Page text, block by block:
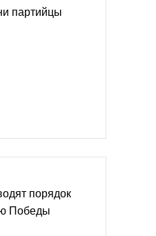
партийцы
порядок
Победы